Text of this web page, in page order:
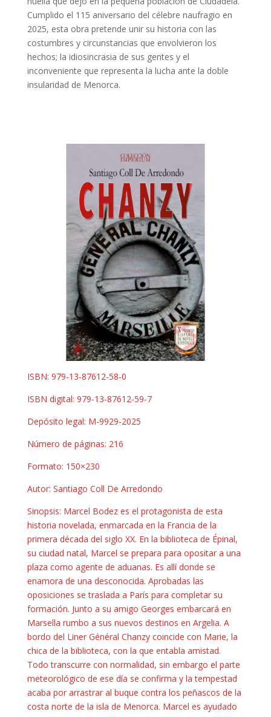
Cumplido el 115 aniversario del célebre naufragio en
2025, esta obra pretende unir su historia con las
costumbres y circunstancias que envolvieron los
hechos; la idiosincrasia de sus gentes y el
inconveniente que representa la lucha ante la doble
insularidad de Menorca.
ISBN: 979-13-87612-58-0
ISBN digital: 979-13-87612-59-7
Depósito legal: M-9929-2025
Número de páginas: 216
Formato: 150×230
Autor: Santiago Coll De Arredondo
Sinopsis: Marcel Bodez es el protagonista de esta
historia novelada, enmarcada en la Francia de la
primera década del siglo XX. En la biblioteca de Épinal,
su ciudad natal, Marcel se prepara para opositar a una
plaza como agente de aduanas. Es allí donde se
enamora de una desconocida. Aprobadas las
oposiciones se traslada a París para completar su
formación. Junto a su amigo Georges embarcará en
Marsella rumbo a sus nuevos destinos en Argelia. A
bordo del Liner Général Chanzy coincide con Marie, la
chica de la biblioteca, con la que entabla amistad.
Todo transcurre con normalidad, sin embargo el parte
meteorológico de ese día se confirma y la tempestad
acaba por arrastrar al buque contra los peñascos de la
costa norte de la isla de Menorca. Marcel es ayudado